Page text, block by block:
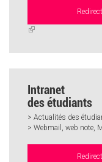
(link
Intranet
des étudiants
> Actualités des
> Webmail, web note,